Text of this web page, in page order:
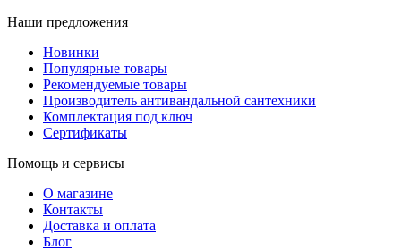
Наши предложения
Новинки
Популярные товары
Рекомендуемые товары
Производитель антивандальной сантехники
Комплектация под ключ
Сертификаты
Помощь и сервисы
О магазине
Контакты
Доставка и оплата
Блог